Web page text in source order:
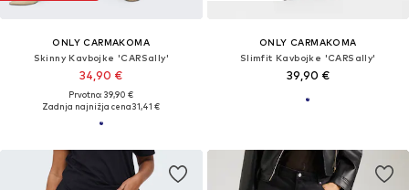
ONLY CARMAKOMA
Skinny Kavbojke 'CARSally'
34,90 €
Prvotno: 39,90 €
Zadnja najnižja cena31,41 €
ONLY CARMAKOMA
Slimfit Kavbojke 'CARSally'
39,90 €